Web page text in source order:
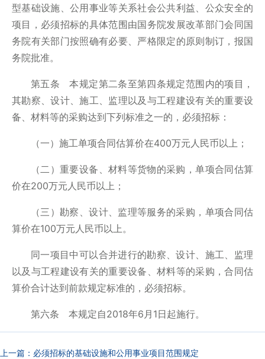
型基础设施、公用事业等关系社会公共利益、公众安全的
项目，必须招标的具体范围由国务院发展改革部门会同国
务院有关部门按照确有必要、严格限定的原则制订，报国
务院批准。
第五条 本规定第二条至第四条规定范围内的项目，
其勘察、设计、施工、监理以及与工程建设有关的重要设
备、材料等的采购达到下列标准之一的，必须招标：
（一）施工单项合同估算价在400万元人民币以上；
（二）重要设备、材料等货物的采购，单项合同估算
价在200万元人民币以上；
（三）勘察、设计、监理等服务的采购，单项合同估
算价在100万元人民币以上。
同一项目中可以合并进行的勘察、设计、施工、监理
以及与工程建设有关的重要设备、材料等的采购，合同估
算价合计达到前款规定标准的，必须招标。
第六条 本规定自2018年6月1日起施行。
上一篇： 必须招标的基础设施和公用事业项目范围规定